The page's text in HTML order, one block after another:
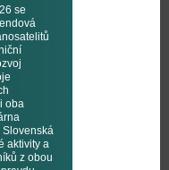
se
oba
Slovenská
aktivity a
z obou